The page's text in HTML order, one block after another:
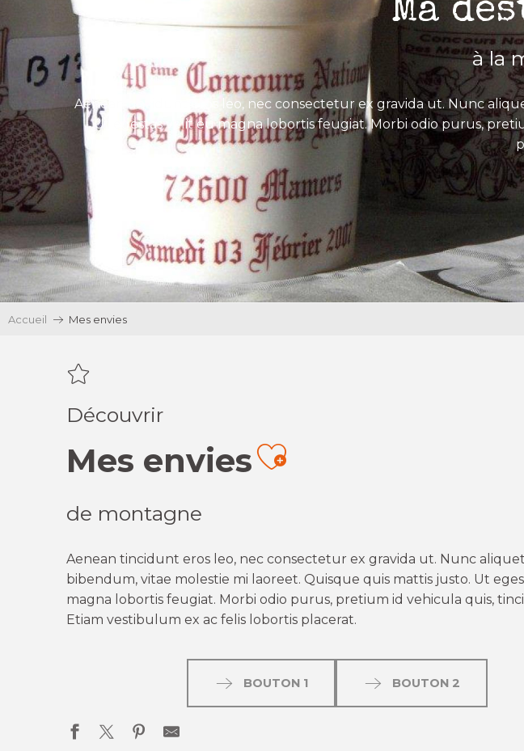
Ma
à la
Aenean tincidunt eros leo, nec consectetur ex gravida ut. Nunc
Ut egestas velit eu magna lobortis feugiat. Morbi odio purus,
Accueil Mes envies
Découvrir
Mes enviesAjouter aux
de montagne
Aenean tincidunt eros leo, nec consectetur ex gravida ut. Nunc
bibendum, vitae molestie mi laoreet. Quisque quis mattis justo. Ut
magna lobortis feugiat. Morbi odio purus, pretium id vehicula quis,
Etiam vestibulum ex ac felis lobortis placerat.
BOUTON 1 BOUTON 2